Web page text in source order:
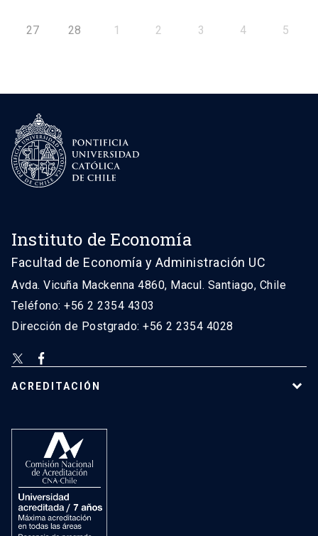
27 28 1 2 3 4 5
Instituto de Economía
Facultad de Economía y Administración UC
Avda. Vicuña Mackenna 4860, Macul. Santiago, Chile
Teléfono: +56 2 2354 4303
Dirección de Postgrado: +56 2 2354 4028
ACREDITACIÓN